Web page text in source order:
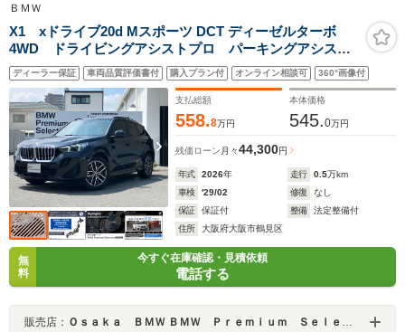
ＢＭＷ
X1 xドライブ20d Mスポーツ DCT ディーゼルターボ
4WD ドライビングアシストプロ パーキングアシスト
プラス ヘッドアップディスプレイ オートテールゲー
ト アダプティブLEDヘッドライト コンフォートアク
セス Bluetoothインターフェイス アンビエント 認定中
古車
ディーラー保証 車両品質評価書付 購入プラン付 オンライン相談可 360°画像付
支払総額
558.8万円
本体価格
545.0万円
残価ローン 月々44,300円
年式 2026年 走行 0.5万km
車検
'29/02 修復
なし
保証
保証付 整備
法定整備付
住所
大阪府大阪市鶴見区
無
料
今すぐ在庫確認・見積依頼
電話する
販売店： Ｏｓａｋａ ＢＭＷ ＢＭＷ Ｐｒｅｍｉｕｍ Ｓｅｌｅｃｔｉｏｎ 城東鶴見